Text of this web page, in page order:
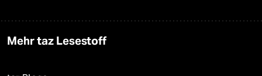
Mehr taz Lesestoff